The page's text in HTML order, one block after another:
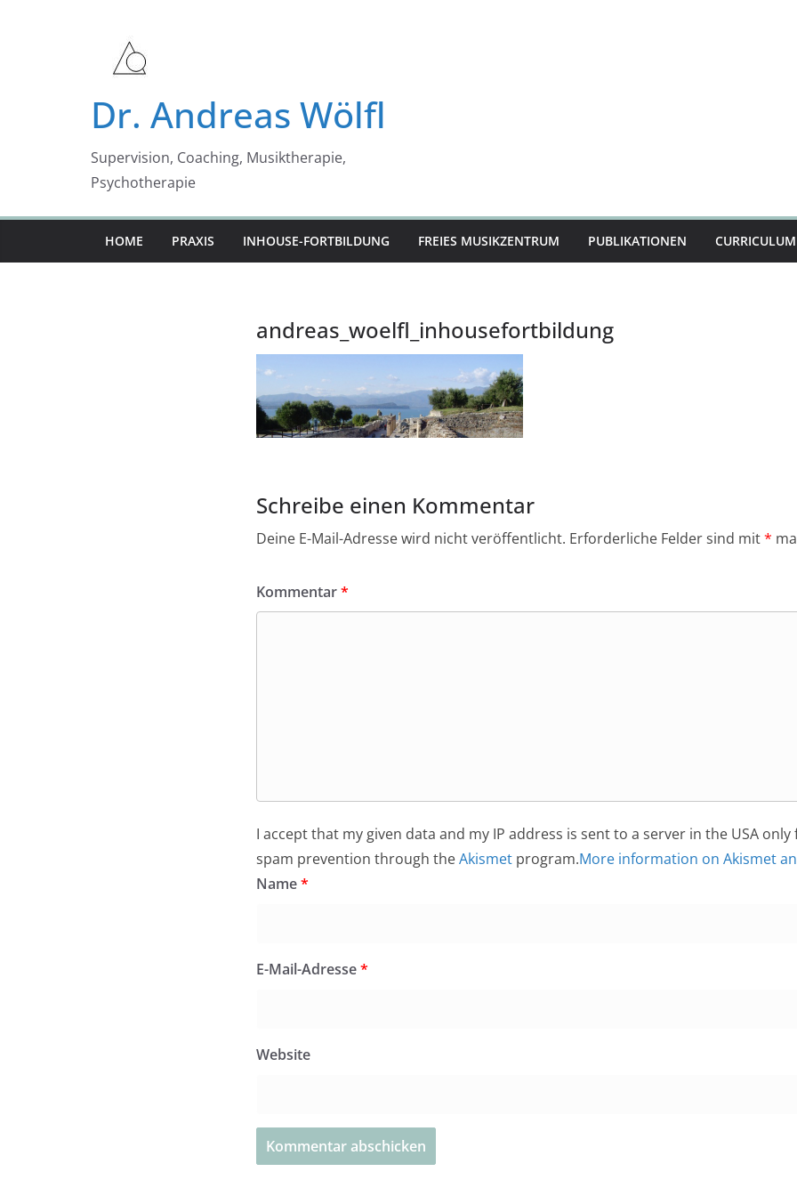
Dr. Andreas Wölfl
Supervision, Coaching, Musiktherapie,
Psychotherapie
HOME PRAXIS INHOUSE-FORTBILDUNG FREIES MUSIKZENTRUM PUBLIKATIONEN
andreas_woelfl_inhousefortbildung
Schreibe einen Kommentar
Deine E-Mail-Adresse wird nicht veröffentlicht. Erforderliche Felder sind mit*
Kommentar*
I accept that my given data and my IP address is sent to a server in the USA
spam prevention through theAkismet program.More information on Akismet
Name*
E-Mail-Adresse*
Website